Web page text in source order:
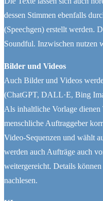
dessen Stimmen ebenfalls
(Speechgen) erstellt werden.
Soundful. Inzwischen nutzen
Bilder und Videos
Auch Bilder und Videos
(ChatGPT, DALL·E, Bing
Als inhaltliche Vorlage dienen
menschliche Auftraggeber
Video-Sequenzen und wählt
werden auch Aufträge auch
weitergereicht. Details
nachlesen.